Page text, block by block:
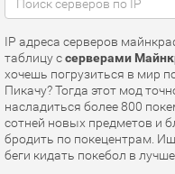
IP адреса серверов
таблицу ссерверами
хочешь погрузиться в мир
Пикачу? Тогда этот мод
насладиться более 800
сотней новых предметов и
бродить по покецентрам.
беги кидать покебол в